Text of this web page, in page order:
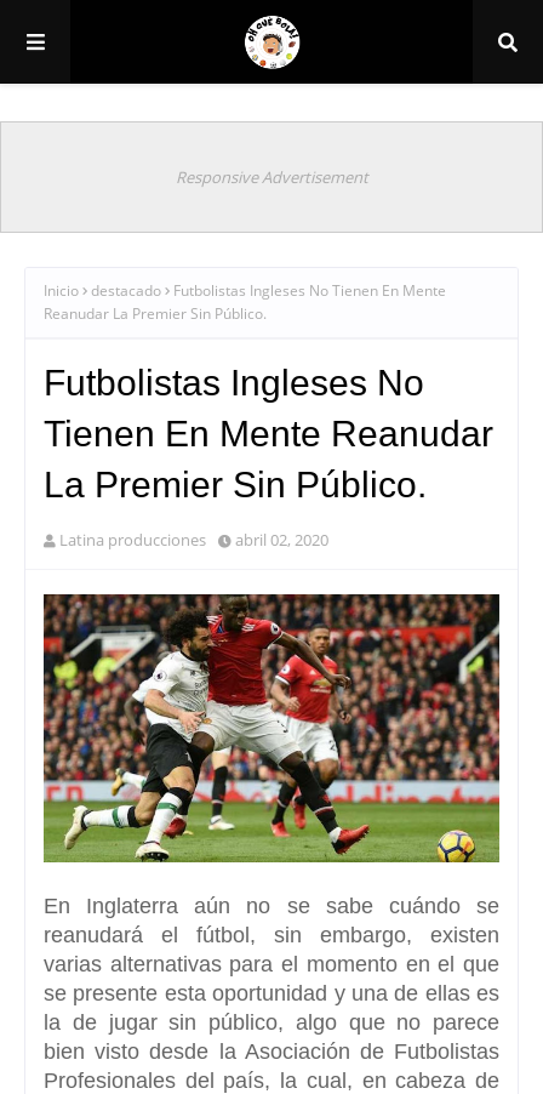
Responsive Advertisement
Inicio destacado
Futbolistas Ingleses No Tienen En Mente
Reanudar La Premier Sin Público.
Futbolistas Ingleses No
Tienen En Mente Reanudar
La Premier Sin Público.
Latina producciones abril 02, 2020
En Inglaterra aún no se sabe cuándo se
reanudará el fútbol, sin embargo, existen
varias alternativas para el momento en el que
se presente esta oportunidad y una de ellas es
la de jugar sin público, algo que no parece
bien visto desde la Asociación de Futbolistas
Profesionales del país, la cual, en cabeza de